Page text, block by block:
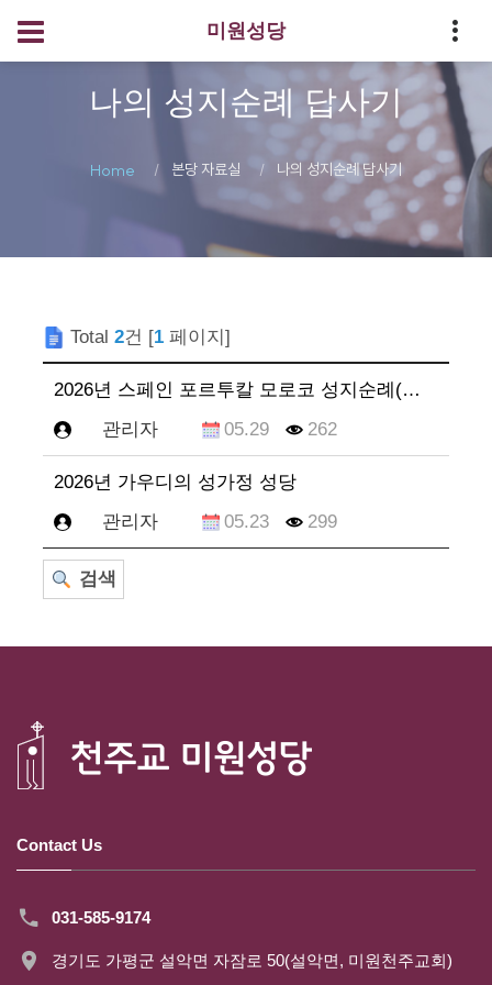
미원성당
나의 성지순례 답사기
Home 본당 자료실 나의 성지순례 답사기
Total 2건 [1페이지]
2026년 스페인 포르투칼 모로코 성지순례(수정본)
관리자
05.29 262
2026년 가우디의 성가정 성당
관리자
05.23 299
검색
Contact Us
031-585-9174
경기도 가평군 설악면 자잠로 50(설악면, 미원천주교회)